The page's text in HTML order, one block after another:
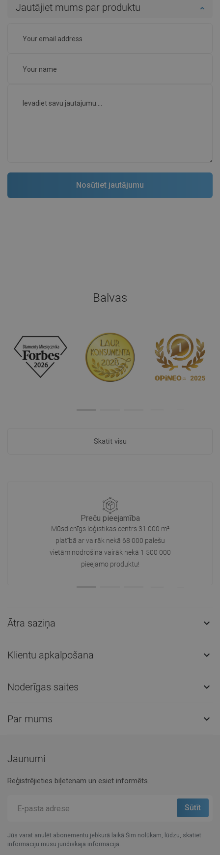
Jautājiet mums par produktu
Balvas
Skatīt visu
Preču pieejamība
Mūsdienīgs loģistikas centrs 31 000 m²
platībā ar vairāk nekā 68 000 palešu
vietām nodrošina vairāk nekā 1 500 000
pieejamo produktu!
Ātra saziņa 
Klientu apkalpošana 
Noderīgas saites 
Par mums 
Jaunumi
Reģistrējieties biļetenam un esiet informēts.
Jūs varat anulēt abonementu jebkurā laikā.Šim nolūkam, lūdzu, skatiet
informāciju mūsu juridiskajā informācijā.